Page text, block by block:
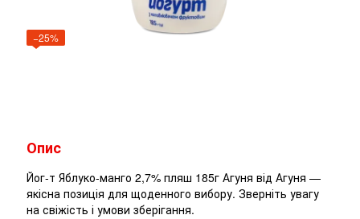
−25%
Опис
Йог-т Яблуко-манго 2,7% пляш 185г Агуня від Агуня —
якісна позиція для щоденного вибору. Зверніть увагу
на свіжість і умови зберігання.